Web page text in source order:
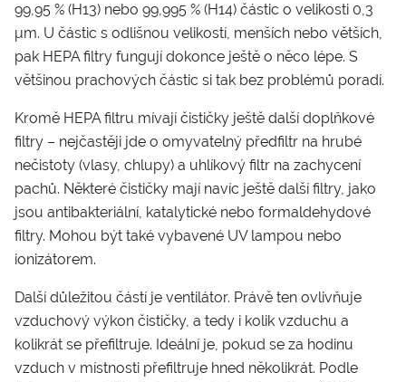
99,95 % (H13) nebo 99,995 % (H14) částic o velikosti 0,3
μm. U částic s odlišnou velikostí, menších nebo větších,
pak HEPA filtry fungují dokonce ještě o něco lépe. S
většinou prachových částic si tak bez problémů poradí.
Kromě HEPA filtru mívají čističky ještě další doplňkové
filtry – nejčastěji jde o omyvatelný předfiltr na hrubé
nečistoty (vlasy, chlupy) a uhlíkový filtr na zachycení
pachů. Některé čističky mají navíc ještě další filtry, jako
jsou antibakteriální, katalytické nebo formaldehydové
filtry. Mohou být také vybavené UV lampou nebo
ionizátorem.
Další důležitou částí je ventilátor. Právě ten ovlivňuje
vzduchový výkon čističky, a tedy i kolik vzduchu a
kolikrát se přefiltruje. Ideální je, pokud se za hodinu
vzduch v místnosti přefiltruje hned několikrát. Podle